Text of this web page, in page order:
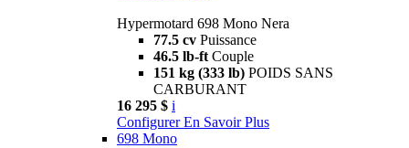
Hypermotard 698 Mono Nera
77.5 cv Puissance
46.5 lb-ft Couple
151 kg (333 lb) POIDS SANS
CARBURANT
16 295 $ i
Configurer En Savoir Plus
698 Mono